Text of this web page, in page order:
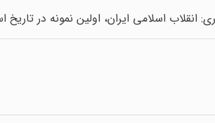
اسلامی ایران، اولین نمونه در تاریخ